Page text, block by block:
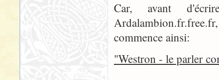
Car, avant
commence ainsi:
"Westron - le parler